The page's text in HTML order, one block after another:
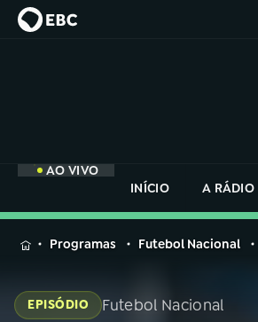
AO VIVO
INÍCIO
A RÁDIO
MENU
na
Rádio
Programas Futebol Nacional
EPISÓDIO Futebol Nacional